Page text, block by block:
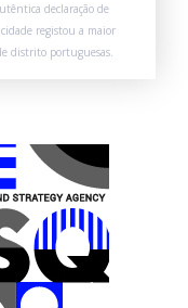
declaração de
registou a maior
distrito portuguesas.